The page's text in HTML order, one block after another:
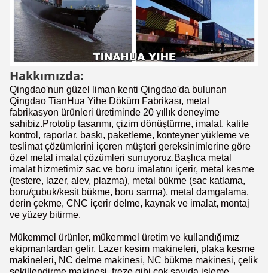
Hakkımızda:
Qingdao'nun güzel liman kenti Qingdao'da bulunan
Qingdao TianHua Yihe Döküm Fabrikası, metal
fabrikasyon ürünleri üretiminde 20 yıllık deneyime
sahibiz.Prototip tasarımı, çizim dönüştürme, imalat, kalite
kontrol, raporlar, baskı, paketleme, konteyner yükleme ve
teslimat çözümlerini içeren müşteri gereksinimlerine göre
özel metal imalat çözümleri sunuyoruz.Başlıca metal
imalat hizmetimiz sac ve boru imalatını içerir, metal kesme
(testere, lazer, alev, plazma), metal bükme (sac katlama,
boru/çubuk/kesit bükme, boru sarma), metal damgalama,
derin çekme, CNC içerir delme, kaynak ve imalat, montaj
ve yüzey bitirme.
Mükemmel ürünler, mükemmel üretim ve kullandığımız
ekipmanlardan gelir, Lazer kesim makineleri, plaka kesme
makineleri, NC delme makinesi, NC bükme makinesi, çelik